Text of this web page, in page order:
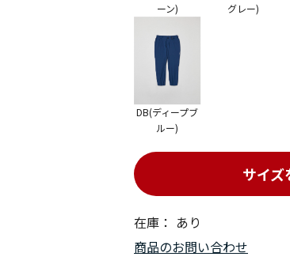
在庫： あり
サイズ
ーン)
グレー)
DB(ディープブ
ルー)
商品のお問い合わせ